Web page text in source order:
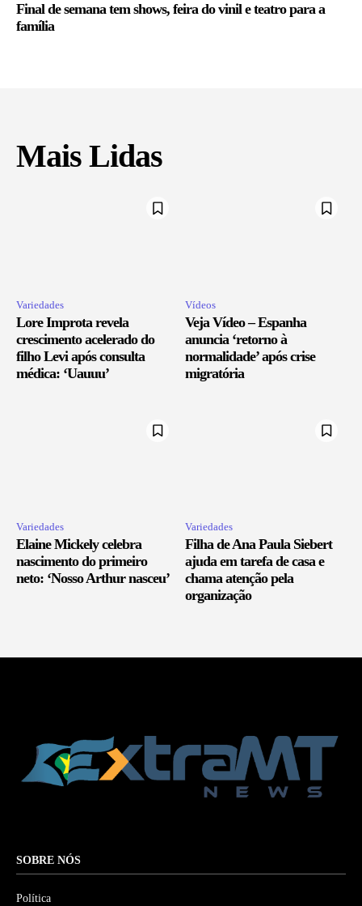
Final de semana tem shows, feira do vinil e teatro para a
família
Mais Lidas
Variedades
Lore Improta revela
crescimento acelerado do
filho Levi após consulta
médica: ‘Uauuu’
Vídeos
Veja Vídeo – Espanha
anuncia ‘retorno à
normalidade’ após crise
migratória
Variedades
Elaine Mickely celebra
nascimento do primeiro
neto: ‘Nosso Arthur nasceu’
Variedades
Filha de Ana Paula Siebert
ajuda em tarefa de casa e
chama atenção pela
organização
SOBRE NÓS
Política